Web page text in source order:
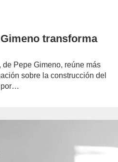
transforma
Pepe Gimeno, reúne más
sobre la construcción del
por…